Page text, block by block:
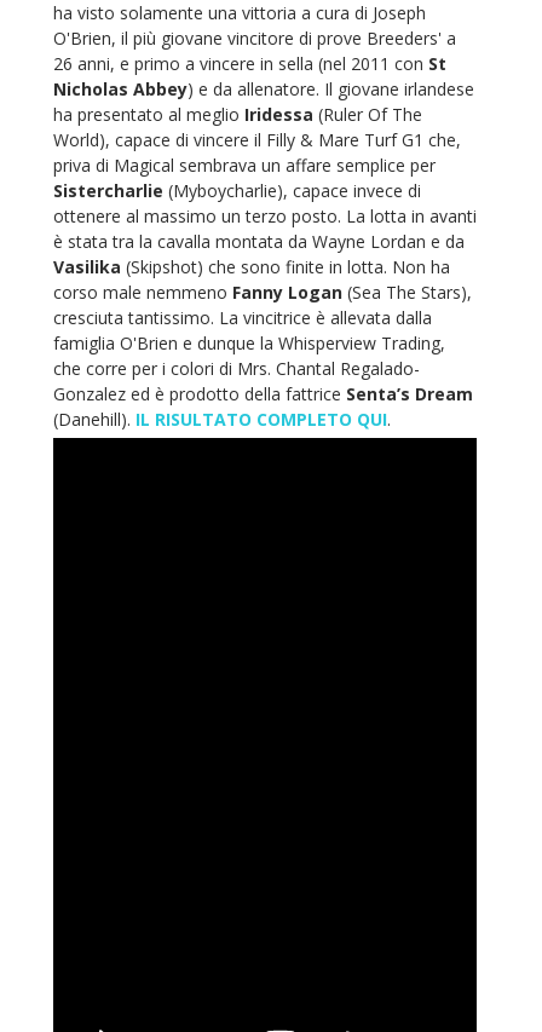
ha visto solamente una vittoria a cura di Joseph
O'Brien, il più giovane vincitore di prove Breeders' a
26 anni, e primo a vincere in sella (nel 2011 con St
Nicholas Abbey) e da allenatore. Il giovane irlandese
ha presentato al meglio Iridessa (Ruler Of The
World), capace di vincere il Filly & Mare Turf G1 che,
priva di Magical sembrava un affare semplice per
Sistercharlie (Myboycharlie), capace invece di
ottenere al massimo un terzo posto. La lotta in avanti
è stata tra la cavalla montata da Wayne Lordan e da
Vasilika (Skipshot) che sono finite in lotta. Non ha
corso male nemmeno Fanny Logan(Sea The Stars),
cresciuta tantissimo. La vincitrice è allevata dalla
famiglia O'Brien e dunque la Whisperview Trading,
che corre per i colori di Mrs. Chantal Regalado-
Gonzalez ed è prodotto della fattrice Senta’s Dream
(Danehill). IL RISULTATO COMPLETO QUI.